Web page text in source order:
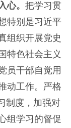
心。 把学习贯
特别是习近平
组织开展党史
特色社会主义
员干部自觉用
动工作。严格
制度，加强对
组学习的督促